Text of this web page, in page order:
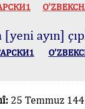
ayın]
25 Temmuz